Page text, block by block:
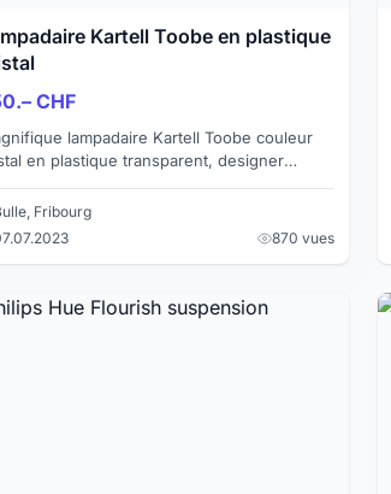
Kartell Toobe en plastique
CHF
lampadaire Kartell Toobe couleur
en plastique transparent, designer
de sol...
Fribourg
870 vues